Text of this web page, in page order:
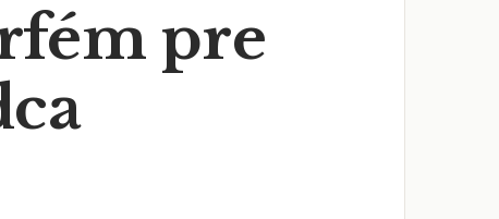
pre